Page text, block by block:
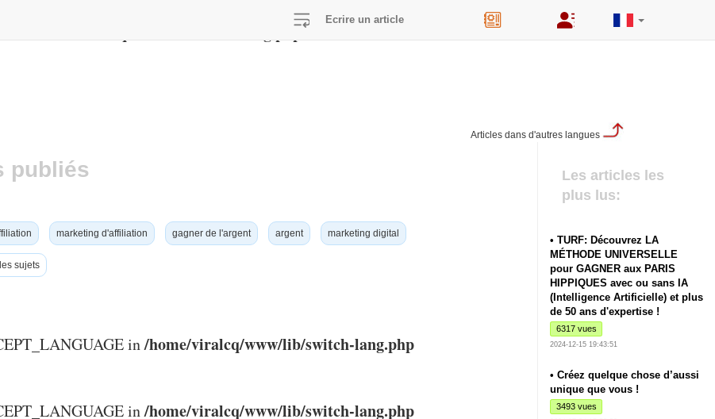
in /home/viralcq/www/lib/switch-lang.phpon line
Ecrire un article
Articles dans d'autres langues
publiés
marketing d'affiliation gagner de l'argent argent marketing digital
sujets
in/home/viralcq/www/lib/switch-lang.php
in/home/viralcq/www/lib/switch-lang.php
Les articles les
plus lus:
• TURF: Découvrez LA
MÉTHODE UNIVERSELLE
pour GAGNER aux PARIS
HIPPIQUES avec ou sans IA
(Intelligence Artificielle) et plus
de 50 ans d'expertise !
6317 vues
2024-12-15 19:43:51
• Créez quelque chose d’aussi
unique que vous !
3493 vues